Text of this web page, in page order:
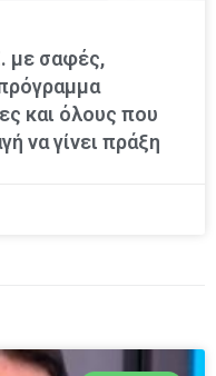
με σαφές,
και όλους που
να γίνει πράξη